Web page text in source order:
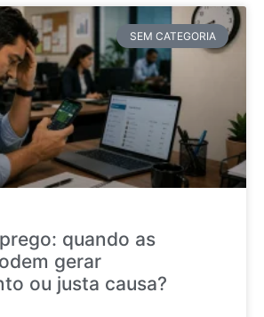
SEM CATEGORIA
quando as
gerar
ou justa causa?